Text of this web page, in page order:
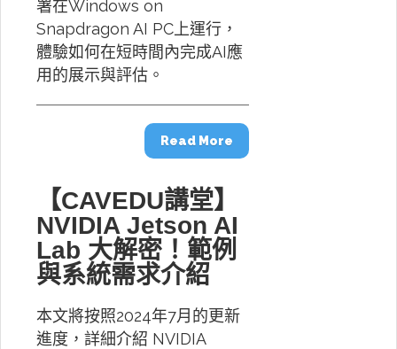
署在Windows on
Snapdragon AI PC上運行，
體驗如何在短時間內完成AI應
用的展示與評估。
Read More
【CAVEDU講堂】
NVIDIA Jetson AI
Lab 大解密！範例
與系統需求介紹
本文將按照2024年7月的更新
進度，詳細介紹 NVIDIA